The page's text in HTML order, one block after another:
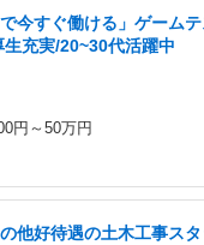
で今すぐ働ける」ゲーム
充実/20~30代活躍中
円～50万円
他好待遇の土木工事スタ